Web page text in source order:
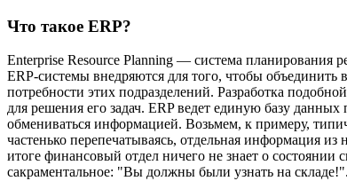
Что такое ERP?
Enterprise Resource Planning — система планирования
ERP-системы внедряются для того, чтобы
потребности этих подразделений. Разработка
для решения его задач. ERP ведет единую базу
обмениваться информацией. Возьмем, к примеру,
частенько перепечатываясь, отдельная информация
итоге финансовый отдел ничего не знает о
сакраментальное: "Вы должны были узнать на складе!".